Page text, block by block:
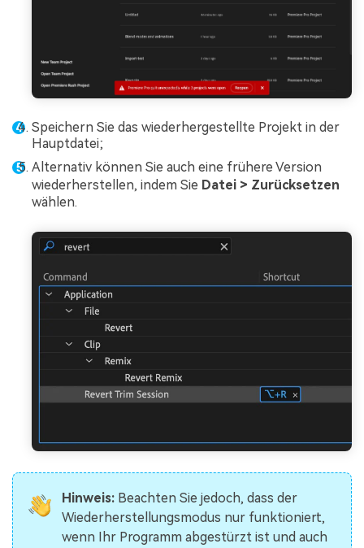
Speichern Sie das wiederhergestellte Projekt in der
Hauptdatei;
Alternativ können Sie auch eine frühere Version
wiederherstellen, indem Sie Datei > Zurücksetzen
wählen.
Hinweis:Beachten Sie jedoch, dass der
Wiederherstellungsmodus nur funktioniert,
wenn Ihr Programm abgestürzt ist und auch